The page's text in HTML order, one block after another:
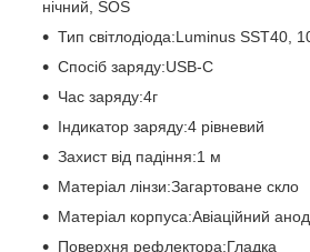
нічний, SOS
Тип світлодіода:Luminus SST40,
Спосіб заряду:USB-C
Час заряду:4г
Індикатор заряду:4 рівневий
Захист від падіння:1 м
Матеріал лінзи:Загартоване скло
Матеріал корпуса:Авіаційний
Поверхня рефлектора:Гладка